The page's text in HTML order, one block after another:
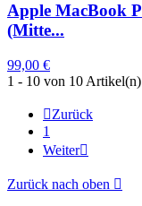
Apple MacBook
(Mitte...
99,00 €
1 - 10 von 10 Artikel(n)
Zurück
1
Weiter
Zurück nach oben 